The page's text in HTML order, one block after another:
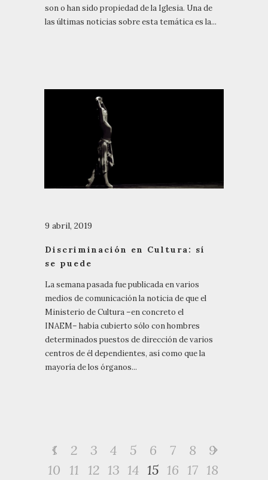
son o han sido propiedad de la Iglesia. Una de
las últimas noticias sobre esta temática es la...
9 abril, 2019
Discriminación en Cultura: sí
se puede
La semana pasada fue publicada en varios
medios de comunicación la noticia de que el
Ministerio de Cultura –en concreto el
INAEM– había cubierto sólo con hombres
determinados puestos de dirección de varios
centros de él dependientes, así como que la
mayoría de los órganos...
1 2 3 4 5 6 7 8
9
10
11 12 13 14 15 16 17 18